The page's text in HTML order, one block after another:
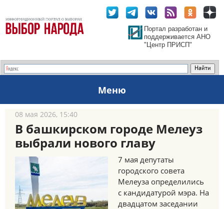
Портал разработан и
поддерживается АНО
"Центр ПРИСП"
Меню
08 мая 2026, 15:40
В башкирском городе Мелеуз
выбрали нового главу
7 мая депутаты
городского совета
Мелеуза определились
с кандидатурой мэра. На
двадцатом заседании